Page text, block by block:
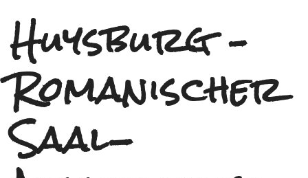
Huysburg –
Romanischer
Saal-